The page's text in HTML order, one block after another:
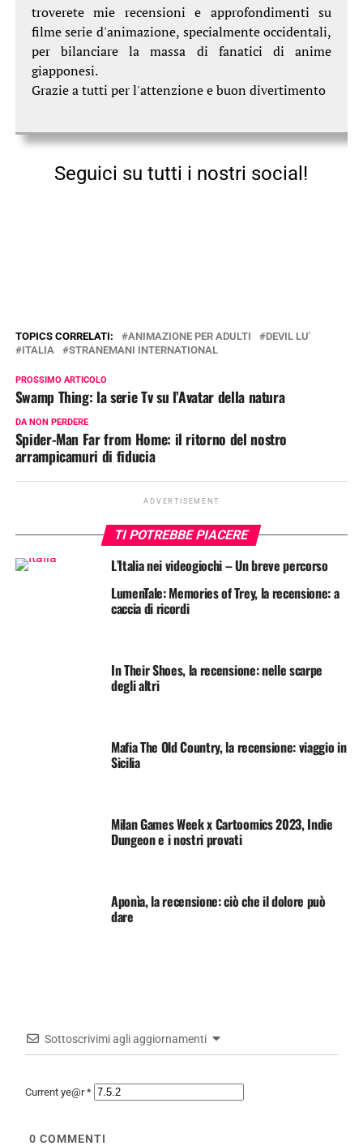
troverete mie recensioni e approfondimenti su
filme serie d'animazione, specialmente occidentali,
per bilanciare la massa di fanatici di anime
giapponesi.
Grazie a tutti per l'attenzione e buon divertimento
Seguici su tutti i nostri social!
TOPICS CORRELATI: ANIMAZIONE PER ADULTI
DEVIL LU'
ITALIA
STRANEMANI INTERNATIONAL
PROSSIMO ARTICOLO
Swamp Thing: la serie Tv su l’Avatar della natura
DA NON PERDERE
Spider-Man Far from Home: il ritorno del nostro
arrampicamuri di fiducia
ADVERTISEMENT
TI POTREBBE PIACERE
L’Italia nei videogiochi – Un breve percorso
LumenTale: Memories of Trey, la recensione: a
caccia di ricordi
In Their Shoes, la recensione: nelle scarpe
degli altri
Mafia The Old Country, la recensione: viaggio in
Sicilia
Milan Games Week x Cartoomics 2023, Indie
Dungeon e i nostri provati
Aponìa, la recensione: ciò che il dolore può
dare
Sottoscrivimi agli aggiornamenti
Current ye@r*
0 COMMENTI